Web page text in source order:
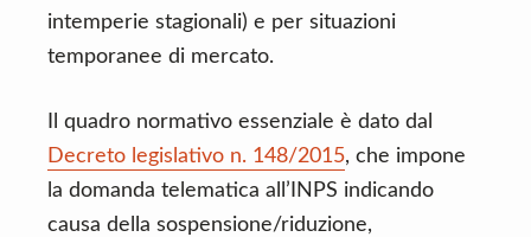
intemperie stagionali) e per situazioni
temporanee di mercato.
Il quadro normativo essenziale è dato dal
Decreto legislativo n. 148/2015, che impone
la domanda telematica all’INPS indicando
causa della sospensione/riduzione,